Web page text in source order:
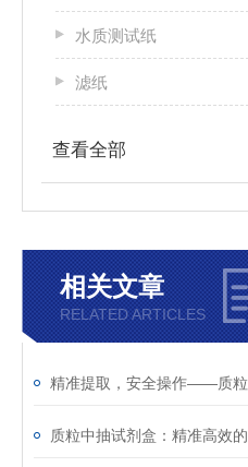
水质测试纸
滤纸
查看全部
相关文章
RELATED ARTICLES